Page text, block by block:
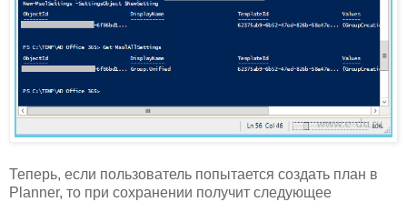
Теперь, если пользователь попытается создать план в
Planner, то при сохранении получит следующее